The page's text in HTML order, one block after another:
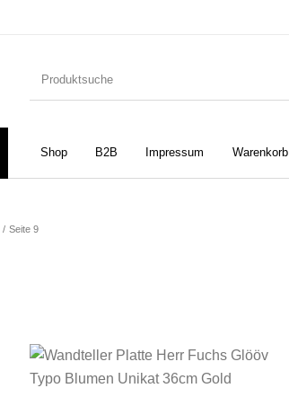
Shop B2B Impressum Warenkorb
/ Seite 9